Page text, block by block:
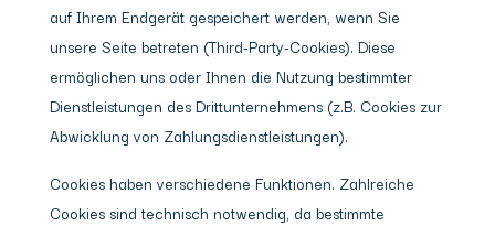
auf Ihrem Endgerät gespeichert werden, wenn Sie
unsere Seite betreten (Third-Party-Cookies). Diese
ermöglichen uns oder Ihnen die Nutzung bestimmter
Dienstleistungen des Drittunternehmens (z.B. Cookies zur
Abwicklung von Zahlungsdienstleistungen).
Cookies haben verschiedene Funktionen. Zahlreiche
Cookies sind technisch notwendig, da bestimmte